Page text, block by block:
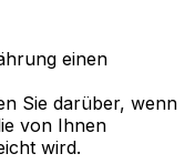
einen
Sie darüber, wenn
von Ihnen
wird.